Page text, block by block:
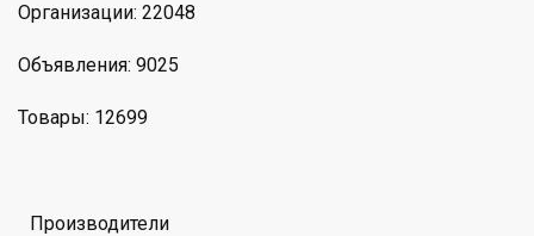
Организации: 22048
Объявления: 9025
Товары: 12699
Производители